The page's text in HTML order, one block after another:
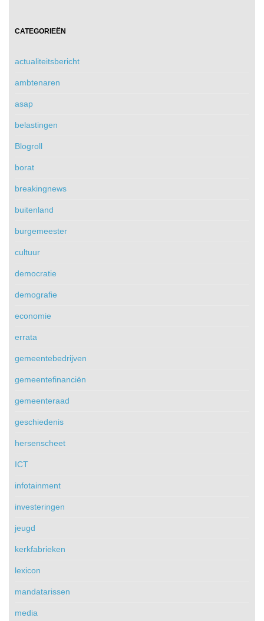
CATEGORIEËN
actualiteitsbericht
ambtenaren
asap
belastingen
Blogroll
borat
breakingnews
buitenland
burgemeester
cultuur
democratie
demografie
economie
errata
gemeentebedrijven
gemeentefinanciën
gemeenteraad
geschiedenis
hersenscheet
ICT
infotainment
investeringen
jeugd
kerkfabrieken
lexicon
mandatarissen
media